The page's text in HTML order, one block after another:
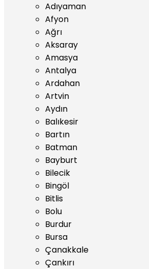
Adıyaman
Afyon
Ağrı
Aksaray
Amasya
Antalya
Ardahan
Artvin
Aydın
Balıkesir
Bartın
Batman
Bayburt
Bilecik
Bingöl
Bitlis
Bolu
Burdur
Bursa
Çanakkale
Çankırı